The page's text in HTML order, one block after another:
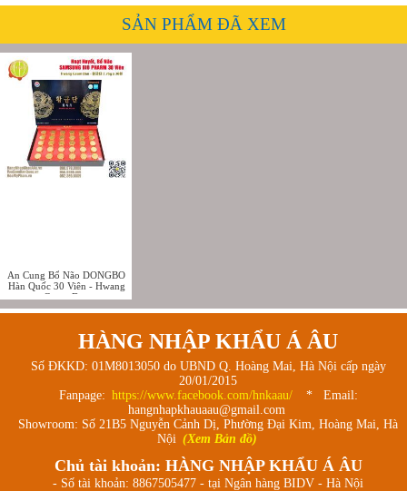
SẢN PHẨM ĐÃ XEM
An Cung Bổ Não DONGBO
Hàn Quốc 30 Viên - Hwang
Geum Dan
HÀNG NHẬP KHẨU Á ÂU
Số ĐKKD: 01M8013050 do UBND Q. Hoàng Mai, Hà Nội cấp ngày
20/01/2015
Fanpage: https://www.facebook.com/hnkaau/
* Email:
hangnhapkhauaau@gmail.com
Showroom: Số 21B5 Nguyễn Cảnh Dị, Phường Đại Kim, Hoàng Mai, Hà
Nội (Xem Bản đồ)
Chủ tài khoản: HÀNG NHẬP KHẨU Á ÂU
- Số tài khoản: 8867505477 - tại Ngân hàng BIDV - Hà Nội